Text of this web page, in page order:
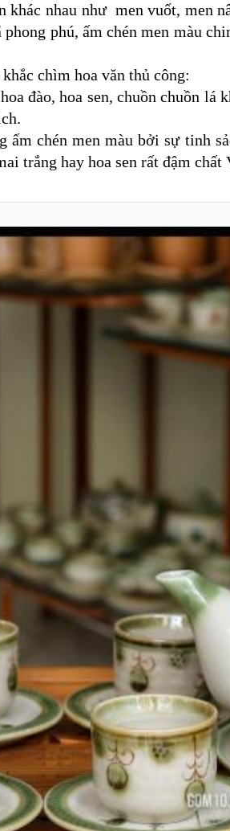
khác nhau như men vuốt,
phú, ấm chén men màu
chìm hoa văn thủ công:
đào, hoa sen, chuồn chuồn
ấm chén men màu bởi sự tinh
trắng hay hoa sen rất đậm chất